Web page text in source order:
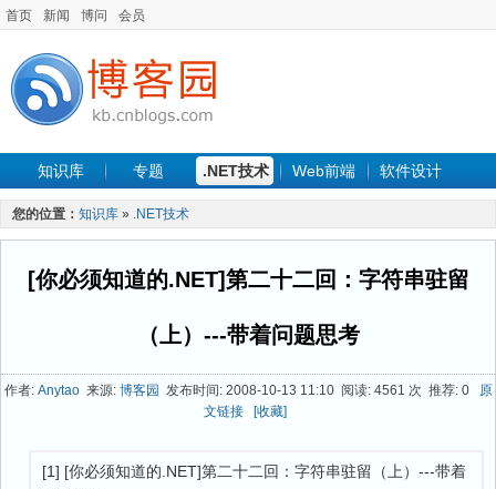
首页 新闻 博问 会员
知识库 专题 .NET技术 Web前端 软件设计
手机开发 软件工程
最新文章
您的位置： 知识库 » .NET技术
[你必须知道的.NET]第二十二回：字符串驻留
（上）---带着问题思考
作者: Anytao来源: 博客园 发布时间: 2008-10-13 11:10 阅读: 4561 次 推荐: 0
原
文链接
[收藏]
[1] [你必须知道的.NET]第二十二回：字符串驻留（上）---带着